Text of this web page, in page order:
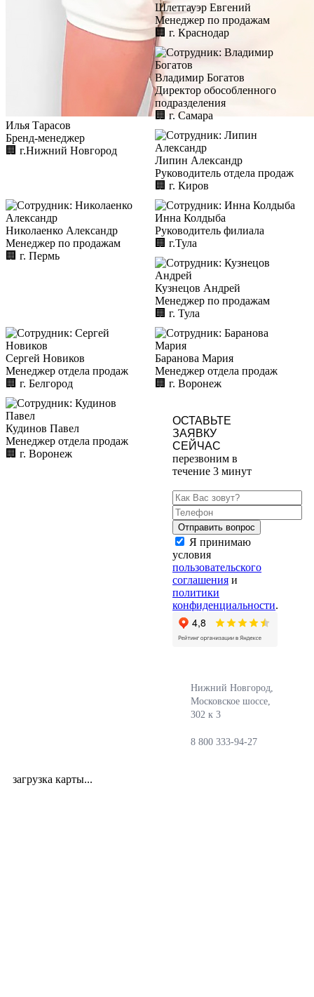
Илья Тарасов
Бренд-менеджер
🏢︎ г.Нижний Новгород
Шлетгауэр Евгений
Менеджер по продажам
🏢︎ г. Краснодар
Владимир Богатов
Директор обособленного
подразделения
🏢︎ г. Самара
Липин Александр
Руководитель отдела продаж
🏢︎ г. Киров
Николаенко Александр
Менеджер по продажам
🏢︎ г. Пермь
Инна Колдыба
Руководитель филиала
🏢︎ г.Тула
Кузнецов Андрей
Менеджер по продажам
🏢︎ г. Тула
Сергей Новиков
Менеджер отдела продаж
🏢︎ г. Белгород
Баранова Мария
Менеджер отдела продаж
🏢︎ г. Воронеж
Кудинов Павел
Менеджер отдела продаж
🏢︎ г. Воронеж
ОСТАВЬТЕ
ЗАЯВКУ
СЕЙЧАС
перезвоним в
течение 3 минут
Я принимаю
условия
пользовательского
соглашения и
политики
конфиденциальности.
Нижний Новгород,
Московское шоссе,
302 к 3
8 800 333-94-27
загрузка карты...